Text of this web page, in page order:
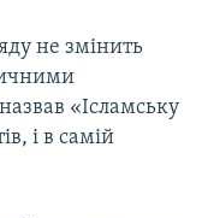
не змінить
«Ісламську
і в самій